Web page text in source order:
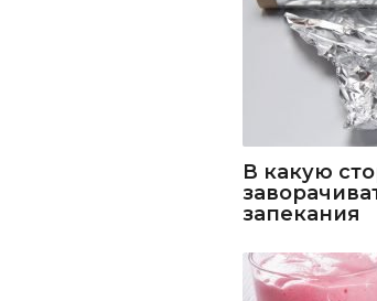
В какую
запекания